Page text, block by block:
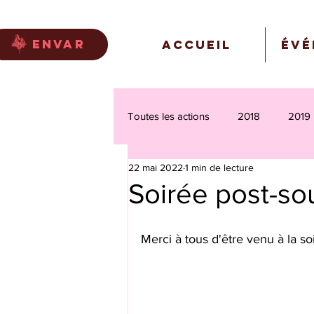
envar Accueil
Toutes les actions 2018 2019
Soirée post-
22 mai 2022 1 min de lecture
Merci à tous d'être venu à la